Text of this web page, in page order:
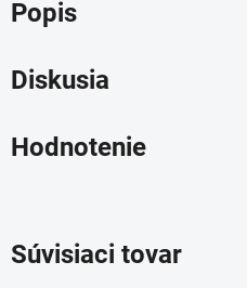
Popis
Diskusia
Hodnotenie
Súvisiaci tovar